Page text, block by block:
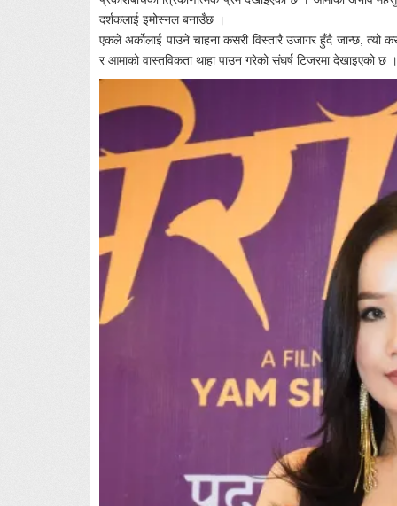
दर्शकलाई इमोस्नल बनाउँछ ।
एकले अर्कोलाई पाउने चाहना कसरी विस्तारै उजागर हुँदै जान्छ, त्यो
र आमाको वास्तविकता थाहा पाउन गरेको संघर्ष टिजरमा